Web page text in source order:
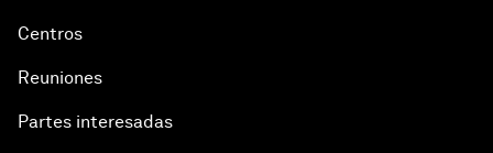
Centros
Reuniones
Partes interesadas